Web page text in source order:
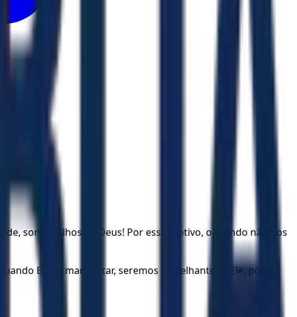
somos filhos de Deus! Por esse motivo, o mundo não nos
Ele se manifestar, seremos semelhantes a Ele, pois o